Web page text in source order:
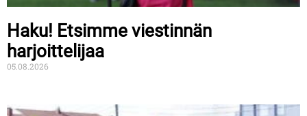
Haku! Etsimme viestinnän
harjoittelijaa
05.08.2026